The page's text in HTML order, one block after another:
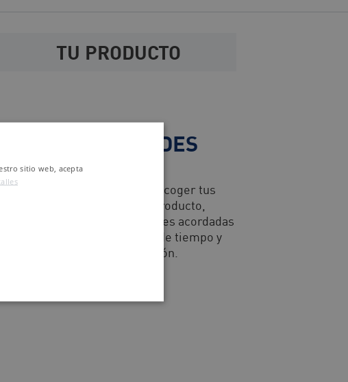
TU PRODUCTO
TUS NECESIDADES
primer paso se centra en recoger tus
requisitos: diseño, tipo de producto,
requerida, cantidades acordadas
base al lote mínimo, plazos de tiempo y
cualquier otra adaptación.
sitio web, acepta